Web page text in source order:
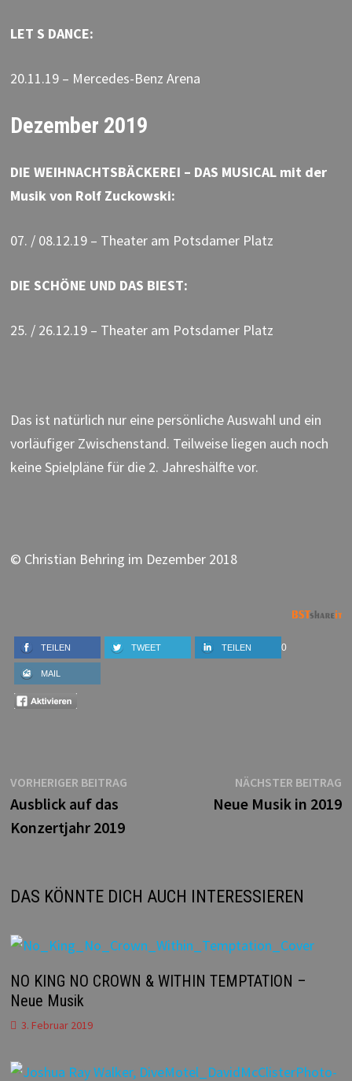
LET S DANCE:
20.11.19 – Mercedes-Benz Arena
Dezember 2019
DIE WEIHNACHTSBÄCKEREI – DAS MUSICAL mit der
Musik von Rolf Zuckowski:
07. / 08.12.19 – Theater am Potsdamer Platz
DIE SCHÖNE UND DAS BIEST:
25. / 26.12.19 – Theater am Potsdamer Platz
Das ist natürlich nur eine persönliche Auswahl und ein
vorläufiger Zwischenstand. Teilweise liegen auch noch
keine Spielpläne für die 2. Jahreshälfte vor.
© Christian Behring im Dezember 2018
TEILEN TWEET 0
TEILEN
MAIL
Beitragsnavigation
VORHERIGER BEITRAGVorheriger
Ausblick auf das
Konzertjahr 2019
NÄCHSTER BEITRAG
Neue Musik in 2019
DAS KÖNNTE DICH AUCH INTERESSIEREN
NO KING NO CROWN & WITHIN TEMPTATION –
Neue Musik
3. Februar 2019